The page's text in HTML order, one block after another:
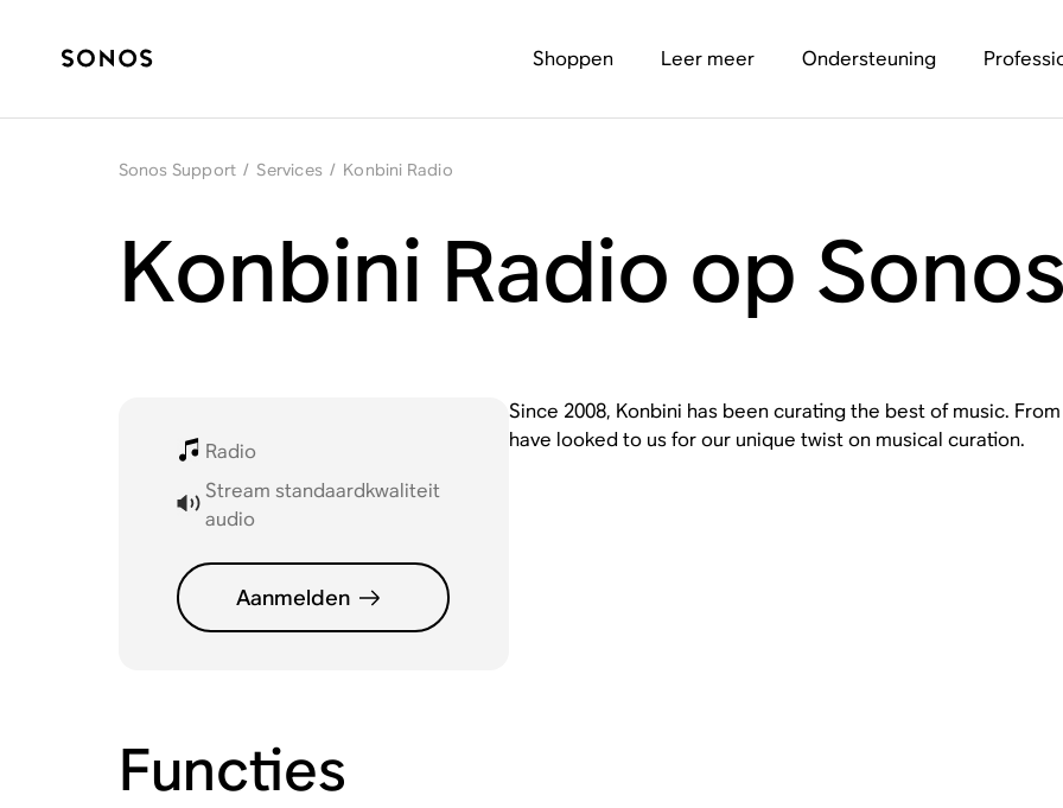
Shoppen Leer meer Ondersteuning
Sonos Support / Services / Konbini Radio
Konbini Radio op
Radio
Stream standaardkwaliteit
audio
Aanmelden
Since 2008, Konbini has been curating the best of music.
have looked to us for our unique twist on musical curation.
Functies